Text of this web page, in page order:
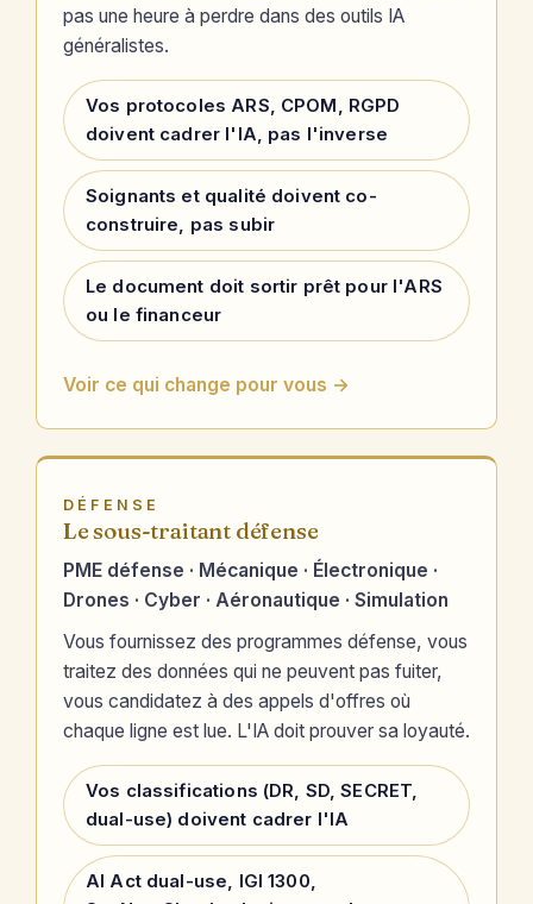
pas une heure à perdre dans des outils IA
généralistes.
Vos protocoles ARS, CPOM, RGPD
doivent cadrer l'IA, pas l'inverse
Soignants et qualité doivent co-
construire, pas subir
Le document doit sortir prêt pour l'ARS
ou le financeur
Voir ce qui change pour vous →
DÉFENSE
Le sous-traitant défense
PME défense · Mécanique · Électronique ·
Drones · Cyber · Aéronautique · Simulation
Vous fournissez des programmes défense, vous
traitez des données qui ne peuvent pas fuiter,
vous candidatez à des appels d'offres où
chaque ligne est lue. L'IA doit prouver sa loyauté.
Vos classifications (DR, SD, SECRET,
dual-use) doivent cadrer l'IA
AI Act dual-use, IGI 1300,